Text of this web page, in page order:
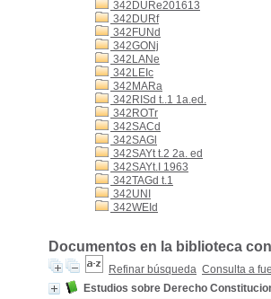
342DURe201613
342DURf
342FUNd
342GONj
342LANe
342LEIc
342MARa
342RISd t..1 1a.ed.
342ROTr
342SACd
342SAGl
342SAYt t.2 2a. ed
342SAYt.I 1963
342TAGd t.1
342UNI
342WEId
Documentos en la biblioteca
Refinar búsqueda Consulta a
Estudios sobre Derecho